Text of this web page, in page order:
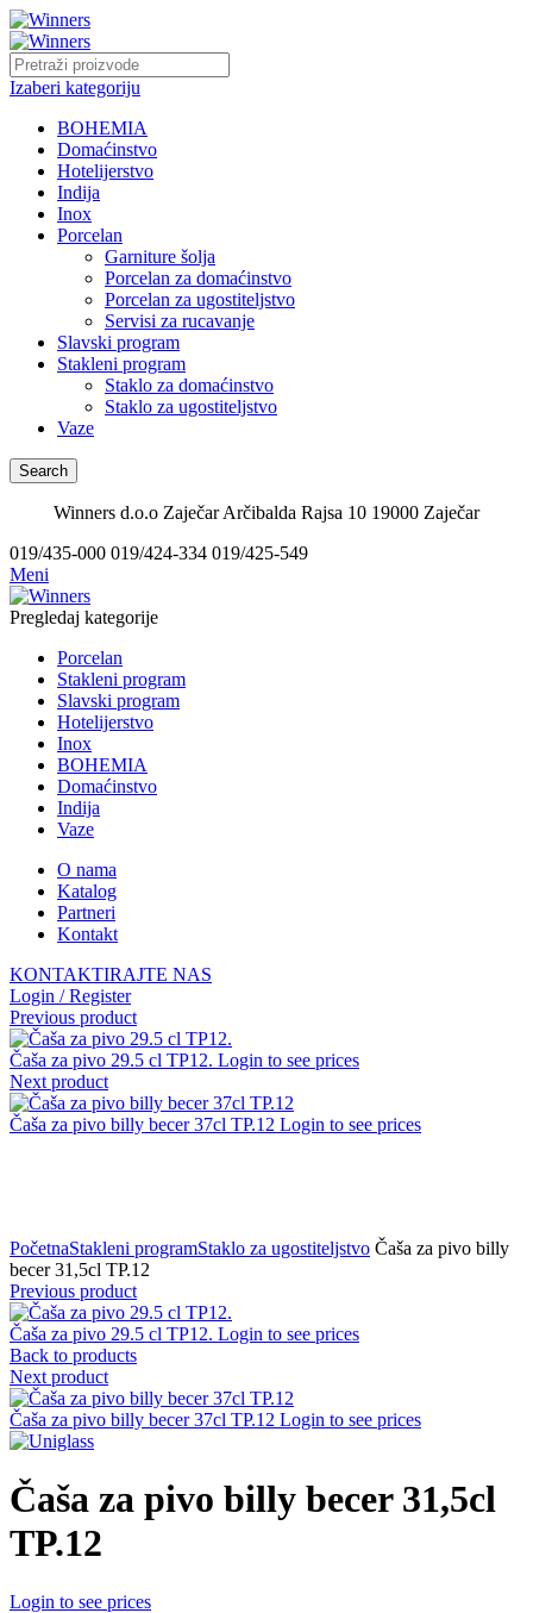
Izaberi kategoriju
BOHEMIA
Domaćinstvo
Hotelijerstvo
Indija
Inox
Porcelan
Garniture šolja
Porcelan za domaćinstvo
Porcelan za ugostiteljstvo
Servisi za rucavanje
Slavski program
Stakleni program
Staklo za domaćinstvo
Staklo za ugostiteljstvo
Vaze
Search
Winners d.o.o Zaječar Arčibalda Rajsa 10 19000 Zaječar
019/435-000 019/424-334 019/425-549
Meni
Pregledaj kategorije
Porcelan
Stakleni program
Slavski program
Hotelijerstvo
Inox
BOHEMIA
Domaćinstvo
Indija
Vaze
O nama
Katalog
Partneri
Kontakt
KONTAKTIRAJTE NAS
Login / Register
Previous product
Čaša za pivo 29.5 cl TP12. Login to see prices
Next product
Čaša za pivo billy becer 37cl TP.12 Login to see prices
PočetnaStakleni programStaklo za ugostiteljstvo Čaša za pivo billy
becer 31,5cl TP.12
Previous product
Čaša za pivo 29.5 cl TP12. Login to see prices
Back to products
Next product
Čaša za pivo billy becer 37cl TP.12 Login to see prices
Čaša za pivo billy becer 31,5cl
TP.12
Login to see prices